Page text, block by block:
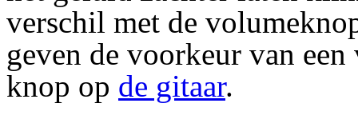
verschil met de
geven de voorkeur van
knop op de gitaar.